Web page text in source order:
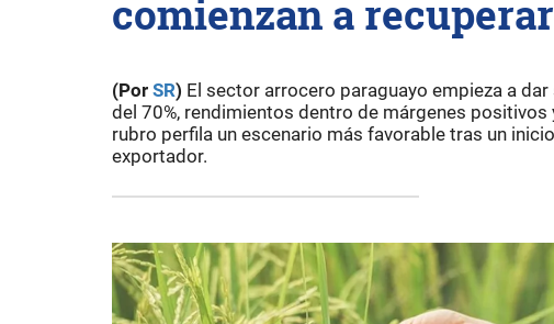
comienzan a
(Por SR) El sector arrocero paraguayo empieza a
del 70%, rendimientos dentro de márgenes
rubro perfila un escenario más favorable tras un
exportador.